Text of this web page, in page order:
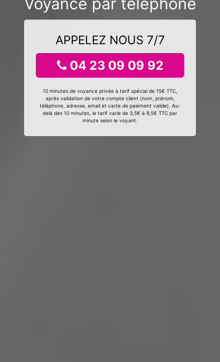
APPELEZ NOUS 7/7
04 23 09 09 92
10 minutes de voyance privée à tarif spécial de 15€ TTC,
après validation de votre compte client (nom, prénom,
téléphone, adresse, email et carte de paiement valide). Au-
delà des 10 minutes, le tarif varie de 3,5€ à 9,5€ TTC par
minute selon le voyant.